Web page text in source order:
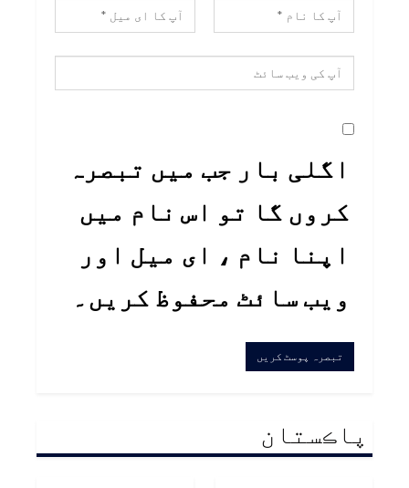
اگلی بار جب میں تبصرہ
کروں گا تو اس نام میں
اپنا نام ، ای میل اور
ویب سائٹ محفوظ کریں۔
پاڪستان